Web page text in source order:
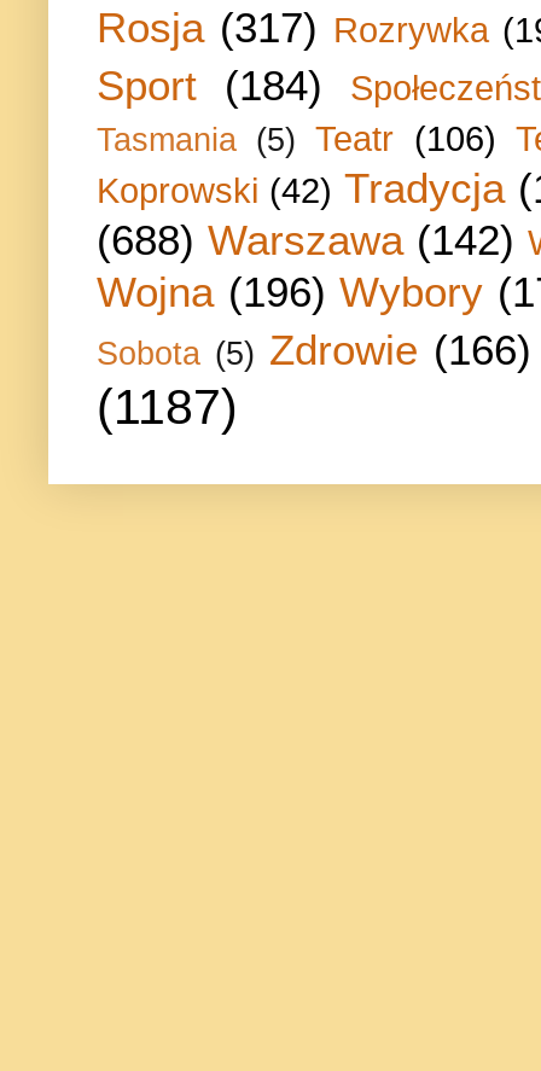
Rosja (317) Rozrywka
Sport (184)
Tasmania (5) Teatr (106)
Koprowski (42) Tradycja
(688) Warszawa (142)
Wojna (196) Wybory
Sobota (5) Zdrowie (166)
(1187)